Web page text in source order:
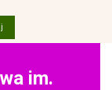
im.